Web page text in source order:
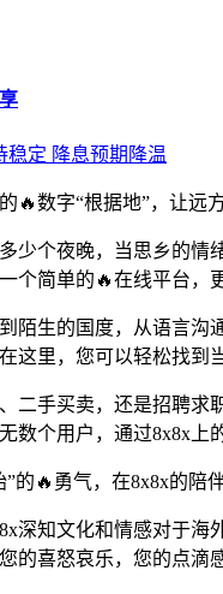
🔥数字“根据地”，让远
少个夜晚，当思乡的情
个简单的🔥在线平台，
陌生的国度，从语言沟
这里，您可以轻松找到
二手买卖，还是招聘求
数个用户，通过8x8x上
的🔥勇气，在8x8x的陪
深知文化和情感对于
的喜怒哀乐，您的点滴